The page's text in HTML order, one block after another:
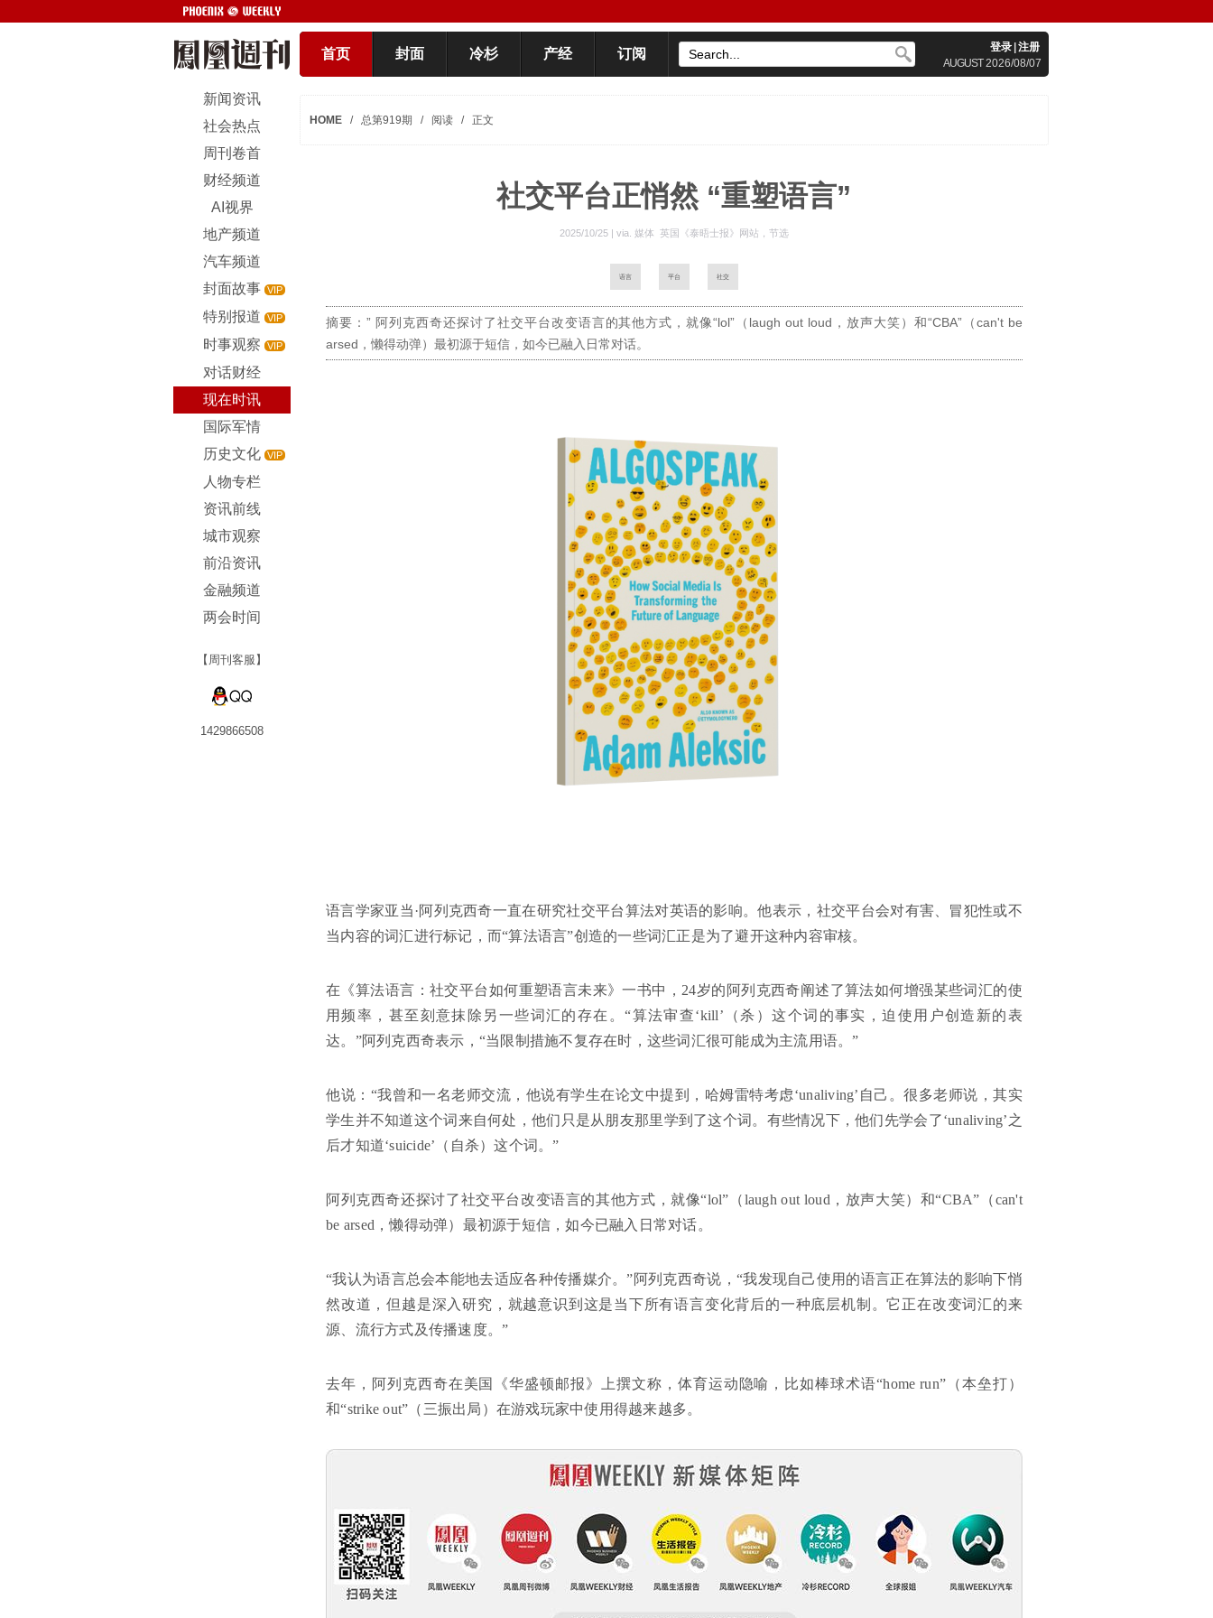
首页 封面 冷杉 产经 订阅 登录 注册
AUGUST2026/08/07
新闻资讯
社会热点
周刊卷首
财经频道
AI视界
地产频道
汽车频道
封面故事 VIP
特别报道 VIP
时事观察 VIP
对话财经
现在时讯
国际军情
历史文化 VIP
人物专栏
资讯前线
城市观察
前沿资讯
金融频道
两会时间
【周刊客服】
1429866508
HOME / 总第919期 / 阅读 / 正文
社交平台正悄然 “重塑语言”
2025/10/25 | via. 媒体 英国《泰晤士报》网站，节选
语言 平台 社交
摘要：” 阿列克西奇还探讨了社交平台改变语言的其他方式，就像“lol”（laugh out loud，放声大笑）和“CBA”（can't be
arsed，懒得动弹）最初源于短信，如今已融入日常对话。
语言学家亚当·阿列克西奇一直在研究社交平台算法对英语的影响。他表示，社交平台会对有害、冒犯性或不
当内容的词汇进行标记，而“算法语言”创造的一些词汇正是为了避开这种内容审核。
在《算法语言：社交平台如何重塑语言未来》一书中，24岁的阿列克西奇阐述了算法如何增强某些词汇的使
用频率，甚至刻意抹除另一些词汇的存在。“算法审查‘kill’（杀）这个词的事实，迫使用户创造新的表
达。”阿列克西奇表示，“当限制措施不复存在时，这些词汇很可能成为主流用语。”
他说：“我曾和一名老师交流，他说有学生在论文中提到，哈姆雷特考虑‘unaliving’自己。很多老师说，其实
学生并不知道这个词来自何处，他们只是从朋友那里学到了这个词。有些情况下，他们先学会了‘unaliving’之
后才知道‘suicide’（自杀）这个词。”
阿列克西奇还探讨了社交平台改变语言的其他方式，就像“lol”（laugh out loud，放声大笑）和“CBA”（can't
be arsed，懒得动弹）最初源于短信，如今已融入日常对话。
“我认为语言总会本能地去适应各种传播媒介。”阿列克西奇说，“我发现自己使用的语言正在算法的影响下悄
然改道，但越是深入研究，就越意识到这是当下所有语言变化背后的一种底层机制。它正在改变词汇的来
源、流行方式及传播速度。”
去年，阿列克西奇在美国《华盛顿邮报》上撰文称，体育运动隐喻，比如棒球术语“home run”（本垒打）
和“strike out”（三振出局）在游戏玩家中使用得越来越多。